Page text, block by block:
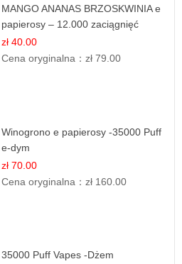
MANGO ANANAS BRZOSKWINIA e
papierosy – 12.000 zaciągnięć
zł 40.00
Cena oryginalna：zł 79.00
Winogrono e papierosy -35000 Puff
e-dym
zł 70.00
Cena oryginalna：zł 160.00
35000 Puff Vapes -Dżem